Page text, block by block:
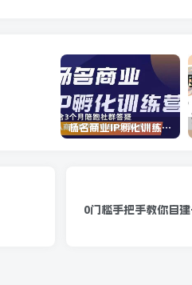
杨名商业IP孵化训练营，从商业到内容到转化一站式学 价值5980元
0门槛手把手教你自